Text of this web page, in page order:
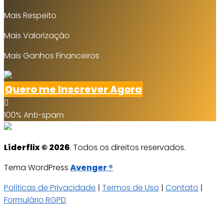
Mais Respeito
Mais Valorização
Mais Ganhos Financeiros
Quero me Inscrever Agora
100% Anti-spam
Líderflix © 2026. Todos os direitos reservados.
Tema WordPress Avenger ®
Políticas de Privacidade | Termos de Uso | Contato |
Formulário RGPD